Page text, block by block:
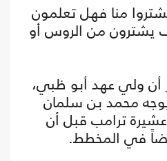
منا فهل تعلمون
يشترون من الروس أو
أن ولي عهد أبو ظبي،
محمد بن سلمان
ترامب قبل أن
في المخطط.